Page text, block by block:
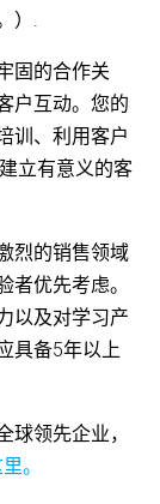
.
固的合作关
户互动。您的
训、利用客户
立有意义的客
烈的销售领域
者优先考虑。
以及对学习产
具备5年以上
球领先企业，
。